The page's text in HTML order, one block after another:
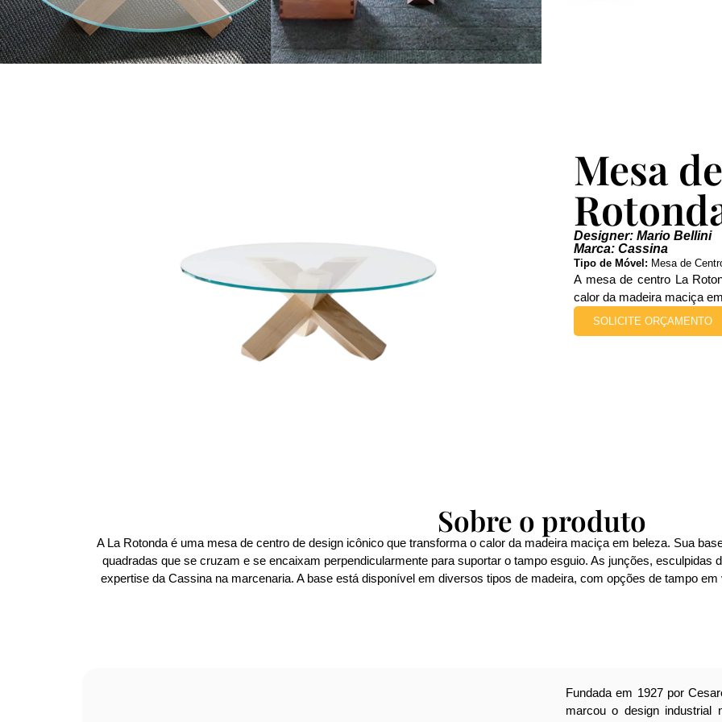
Mesa
Designer: Mario Bellini
Marca: Cassina
Tipo de Móvel: Mesa de
A mesa de centro La
calor da madeira maciça
SOLICITE ORÇAMENTO
Sobre o produto
A La Rotonda é uma mesa de centro de design icônico que transforma o calor da madeira maciça em beleza. Sua
quadradas que se cruzam e se encaixam perpendicularmente para suportar o tampo esguio. As junções, esculpidas
expertise da Cassina na marcenaria. A base está disponível em diversos tipos de madeira, com opções de tampo
Fundada em 1927 por
marcou o design industrial